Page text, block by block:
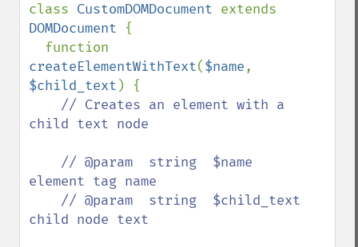
class CustomDOMDocument
DOMDocument {
createElementWithText($name
$child_text ) {
// Creates an element with a
child text node
element tag name
child node text